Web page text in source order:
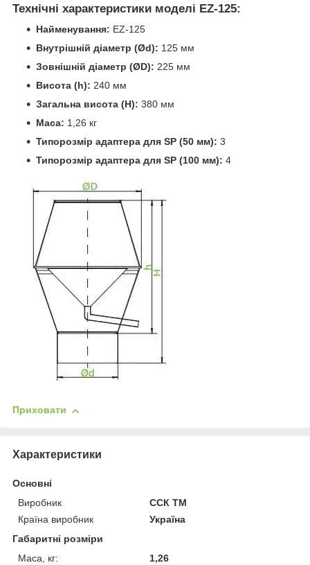
Технічні характеристики моделі EZ-125:
Найменування: EZ-125
Внутрішній діаметр (Ød): 125 мм
Зовнішній діаметр (ØD): 225 мм
Висота (h): 240 мм
Загальна висота (H): 380 мм
Маса: 1,26 кг
Типорозмір адаптера для SP (50 мм): 3
Типорозмір адаптера для SP (100 мм): 4
Приховати
Характеристики
Основні
Виробник
ССК ТМ
Країна виробник
Україна
Габаритні розміри
Маса, кг:
1,26